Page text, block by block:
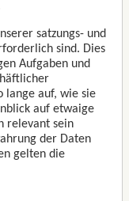
satzungs- und
sind. Dies
Aufgaben und
lange auf, wie sie
auf etwaige
relevant sein
der Daten
gelten die